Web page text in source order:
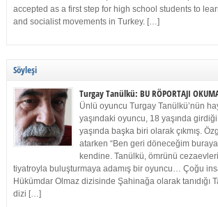
accepted as a first step for high school students to
and socialist movements in Turkey. […]
Söyleşi
Turgay Tanülkü: BU RÖPORTAJI
Ünlü oyuncu Turgay Tanülkü’nün
yaşındaki oyuncu, 18 yaşında
yaşında başka biri olarak çıkmış.
atarken “Ben geri döneceğim
kendine. Tanülkü, ömrünü
tiyatroyla buluşturmaya adamış bir oyuncu… Çoğu
Hükümdar Olmaz dizisinde Şahinağa olarak tanıdığı
dizi […]